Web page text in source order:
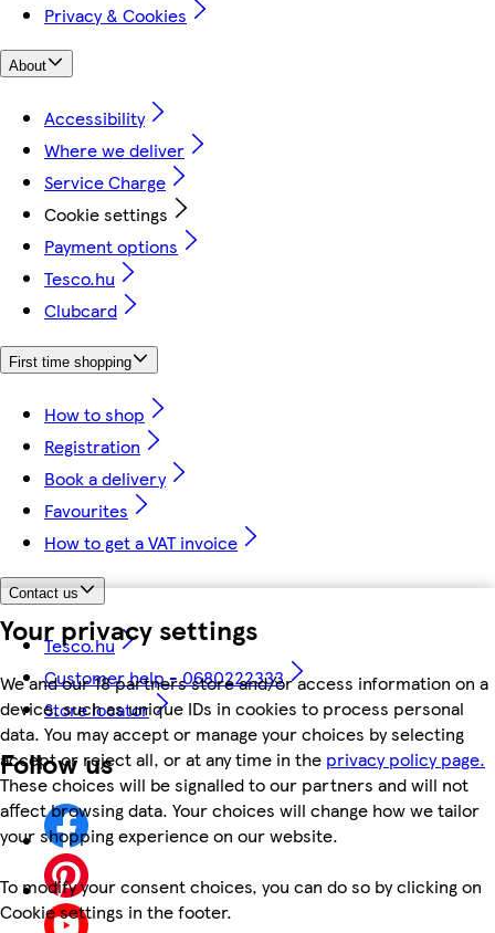
Your privacy settings
We and our 18 partners store and/or access information on a
device, such as unique IDs in cookies to process personal
data. You may accept or manage your choices by selecting
accept or reject all, or at any time in the privacy policy page.
These choices will be signalled to our partners and will not
affect browsing data. Your choices will change how we tailor
your shopping experience on our website.
To modify your consent choices, you can do so by clicking on
Cookie settings in the footer.
Privacy & Cookies
About
Accessibility
Where we deliver
Service Charge
Cookie settings
Payment options
Tesco.hu
Clubcard
First time shopping
How to shop
Registration
Book a delivery
Favourites
How to get a VAT invoice
Contact us
Tesco.hu
Customer help - 0680222333
Store locator
Follow us